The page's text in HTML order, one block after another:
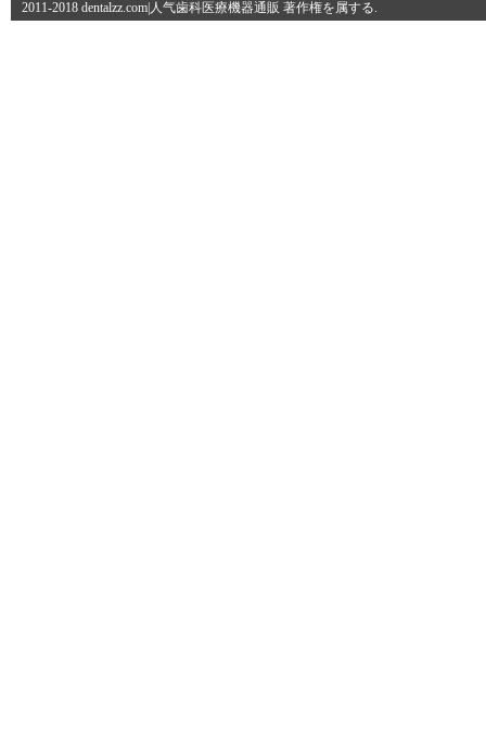
2011-2018 dentalzz.com|人气歯科医療機器通販 著作権を属する.